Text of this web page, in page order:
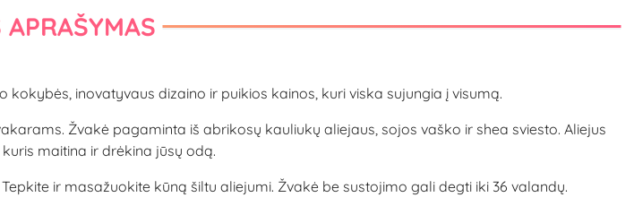
APRAŠYMAS
inovatyvaus dizaino ir puikios kainos, kuri viska sujungia į visumą.
Žvakė pagaminta iš abrikosų kauliukų aliejaus, sojos vaško ir shea sviesto. Aliejus
maitina ir drėkina jūsų odą.
ir masažuokite kūną šiltu aliejumi. Žvakė be sustojimo gali degti iki 36 valandų.